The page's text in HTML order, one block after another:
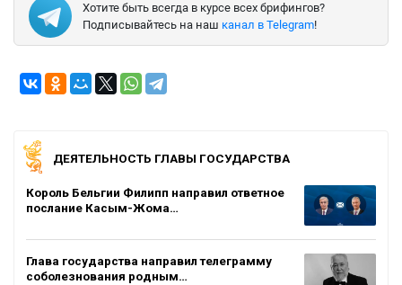
Хотите быть всегда в курсе всех брифингов?
Подписывайтесь на наш канал в Telegram!
ДЕЯТЕЛЬНОСТЬ ГЛАВЫ ГОСУДАРСТВА
Король Бельгии Филипп направил ответное
послание Касым-Жома…
Глава государства направил телеграмму
соболезнования родным…